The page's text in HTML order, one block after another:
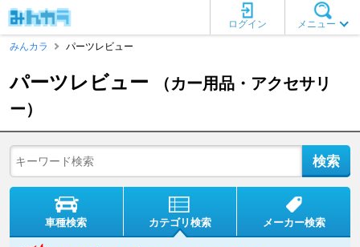
メニュー
ログイン
みんカラ
パーツレビュー
パーツレビュー
（カー用品・アクセサリ
ー）
車種検索 カテゴリ検索 メーカー検索